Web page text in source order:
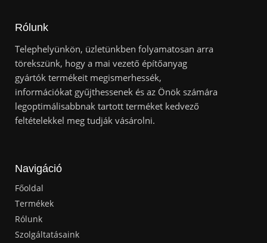
Rólunk
Telephelyünkön, üzletünkben folyamatosan arra
törekszünk, hogy a mai vezető építőanyag
gyártók termékeit megismerhessék,
információkat gyűjthessenek és az Önök számára
legoptimálisabbnak tartott terméket kedvező
feltételekkel meg tudják vásárolni.
Navigáció
Főoldal
Termékek
Rólunk
Szolgáltatásaink